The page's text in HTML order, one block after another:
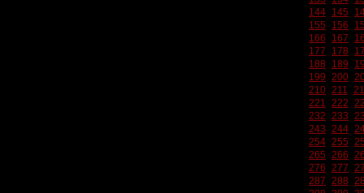
144 145
155
156
166
167
177
178
188
189
199 200
210 211
221 222
232 233
243 244
254 255
265 266
276 277
287 288